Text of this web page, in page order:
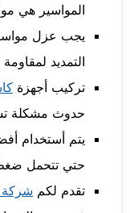
المواسير هي
يجب عزل مواسير
التمديد
تركيب أجهزة
حدوث مشكلة
يتم أستخدام
حتي تتحمل ضغط
تقدم لكم شركة